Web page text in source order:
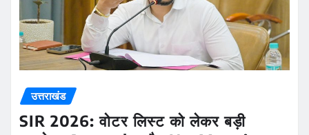
उत्तराखंड
SIR 2026: वोटर लिस्ट को लेकर बड़ी